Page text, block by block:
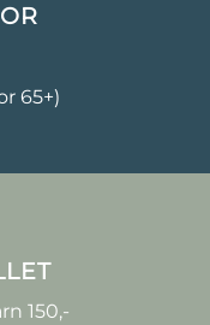
65+)
150,-